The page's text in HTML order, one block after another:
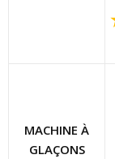
MACHINE À
GLAÇONS